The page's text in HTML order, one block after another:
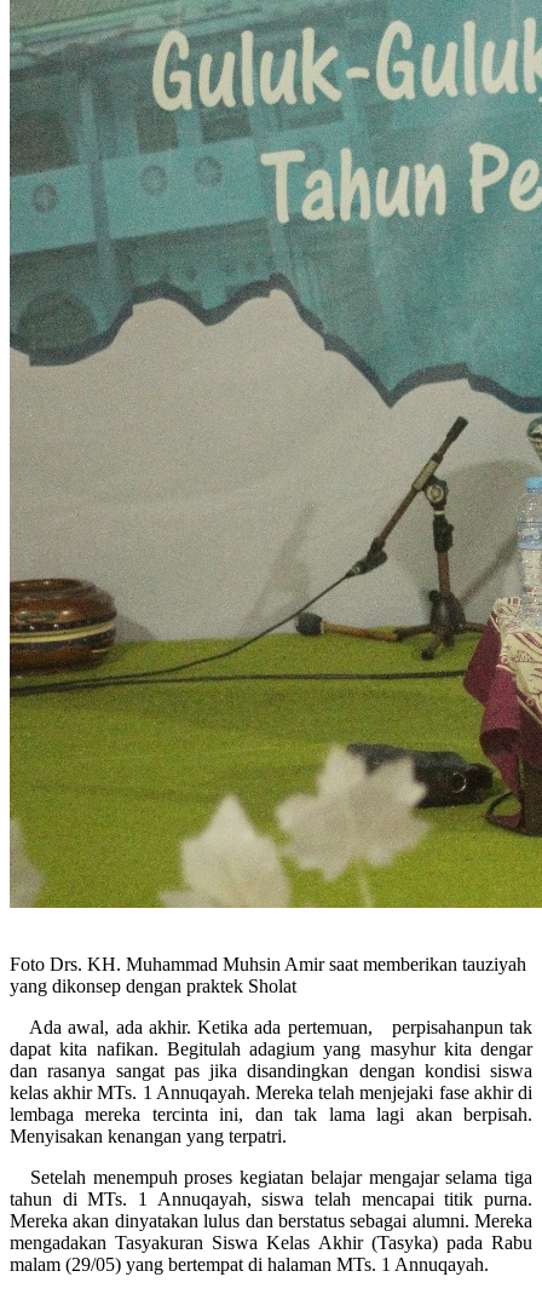
Foto Drs. KH. Muhammad Muhsin Amir saat memberikan tauziyah
yang dikonsep dengan praktek Sholat
Ada awal, ada akhir. Ketika ada pertemuan, perpisahanpun tak
dapat kita nafikan. Begitulah adagium yang masyhur kita dengar
dan rasanya sangat pas jika disandingkan dengan kondisi siswa
kelas akhir MTs. 1 Annuqayah. Mereka telah menjejaki fase akhir di
lembaga mereka tercinta ini, dan tak lama lagi akan berpisah.
Menyisakan kenangan yang terpatri.
Setelah menempuh proses kegiatan belajar mengajar selama tiga
tahun di MTs. 1 Annuqayah, siswa telah mencapai titik purna.
Mereka akan dinyatakan lulus dan berstatus sebagai alumni. Mereka
mengadakan Tasyakuran Siswa Kelas Akhir (Tasyka) pada Rabu
malam (29/05) yang bertempat di halaman MTs. 1 Annuqayah.